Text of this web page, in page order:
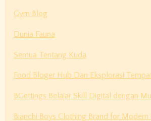
Gym Blog
Dunia Fauna
Semua Tentang Kuda
Food Bloger Hub Dan Eksplorasi
BGettings Belajar Skill Digital dengan
Bianchi Boys Clothing Brand for Modern